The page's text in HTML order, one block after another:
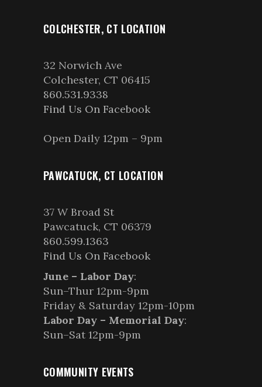
COLCHESTER, CT LOCATION
32 Norwich Ave
Colchester, CT 06415
860.531.9338
Find Us On Facebook
Open Daily 12pm – 9pm
PAWCATUCK, CT LOCATION
37 W Broad St
Pawcatuck, CT 06379
860.599.1363
Find Us On Facebook
June – Labor Day:
Sun–Thur 12pm-9pm
Friday & Saturday 12pm-10pm
Labor Day – Memorial Day:
Sun–Sat 12pm-9pm
COMMUNITY EVENTS